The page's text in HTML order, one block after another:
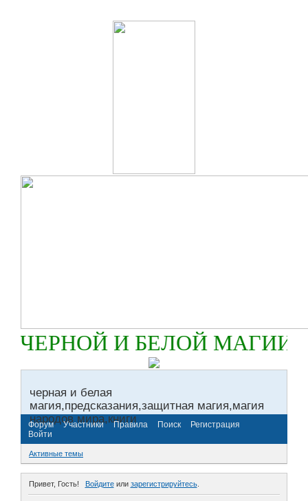
И БЕЛОЙ МАГИИ
черная и белая
магия,предсказания,защитная магия,магия
народов мира,книги
Форум Участники Правила Поиск
Регистрация
Войти
Активные темы
Привет, Гость! Войдитеили зарегистрируйтесь.